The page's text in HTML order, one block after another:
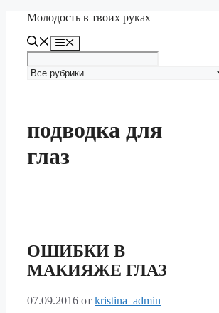
Перейти
содержимому
Молодость в твоих руках
Меню
подводка для
глаз
ОШИБКИ В
МАКИЯЖЕ ГЛАЗ
07.09.2016 от kristina_admin